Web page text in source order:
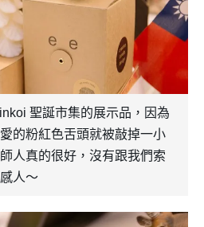
聖誕市集的展示品，因為
的粉紅色舌頭就被敲掉一小
人真的很好，沒有跟我們索
人～